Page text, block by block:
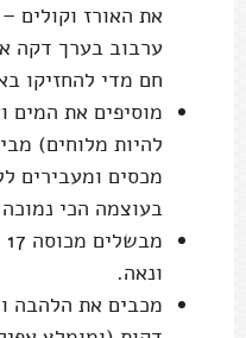
את האורז וקולים
ערבוב בערך דקה
חם מדי להחזיקו
מוסיפים את המים
להיות מלוחים)
מכסים ומעבירים
בעוצמה הכי
ונאה.